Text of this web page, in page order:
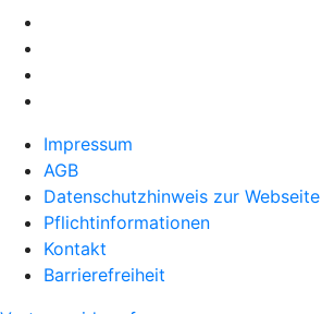
Impressum
AGB
Datenschutzhinweis zur Webseite
Pflichtinformationen
Kontakt
Barrierefreiheit